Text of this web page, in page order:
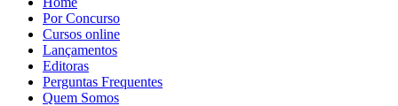
Por Concurso
Cursos online
Lançamentos
Editoras
Perguntas Frequentes
Quem Somos